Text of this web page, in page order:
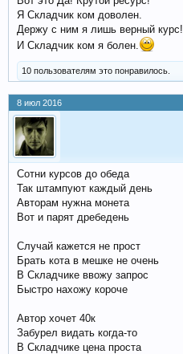
Я Складчик ком доволен.
Держу с ним я лишь верный курс!
И Складчик ком я болен.
10 пользователям это понравилось.
8 июл 2016
Сотни курсов до обеда
Так штампуют каждый день
Авторам нужна монета
Вот и парят дребедень
Случай кажется не прост
Брать кота в мешке не очень
В Складчике ввожу запрос
Быстро нахожу короче
Автор хочет 40к
Забурел видать когда-то
В Складчике цена проста